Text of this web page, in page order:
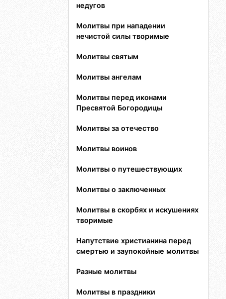
недугов
Молитвы при нападении
нечистой силы творимые
Молитвы святым
Молитвы ангелам
Молитвы перед иконами
Пресвятой Богородицы
Молитвы за отечество
Молитвы воинов
Молитвы о путешествующих
Молитвы о заключенных
Молитвы в скорбях и искушениях
творимые
Напутствие христианина перед
смертью и заупокойные молитвы
Разные молитвы
Молитвы в праздники